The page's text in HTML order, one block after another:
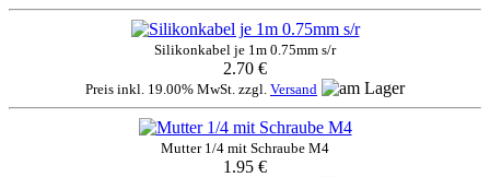
Silikonkabel je 1m 0.75mm s/r
2.70 €
Preis inkl. 19.00% MwSt. zzgl. Versand
Mutter 1/4 mit Schraube M4
1.95 €